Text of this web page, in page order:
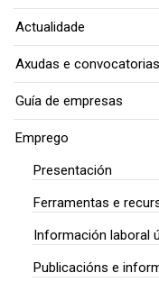
Actualidade
Axudas e convocatorias
Guía de empresas
Emprego
Presentación
Ferramentas e
Información laboral
Publicacións e